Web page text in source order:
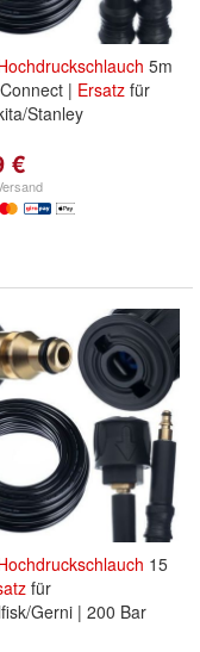
5m
| Ersatz für
Stanley
€
15
für
Gerni | 200 Bar